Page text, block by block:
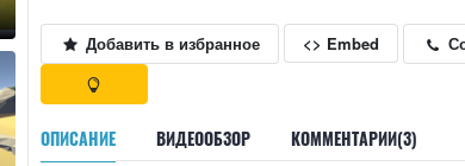
Добавить в избранное <> Embed
ОПИСАНИЕ ВИДЕООБЗОР КОММЕНТАРИИ(3)